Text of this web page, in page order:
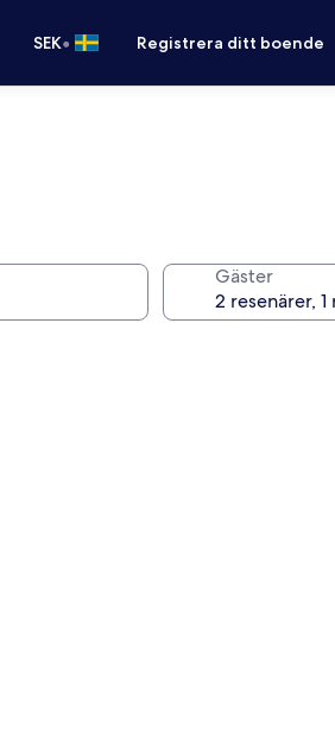
SEK• Registrera ditt boende
Gäster